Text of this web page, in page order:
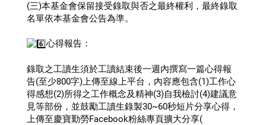
(三)本基金會保留接受錄取與否之最終權利，最終錄取
名單依本基金會公告為準。
心得報告：
錄取之工讀生須於工讀結束後一週內撰寫一篇心得報
告(至少800字)上傳至線上平台，內容應包含(1)工作心
得感想(2)所得之工作概念及精神(3)自我檢討(4)建議意
見等部份，並鼓勵工讀生錄製30~60秒短片分享心得，